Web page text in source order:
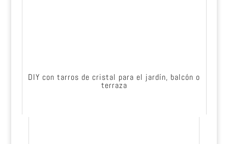
DIY con tarros de cristal para el jardín, balcón o
terraza